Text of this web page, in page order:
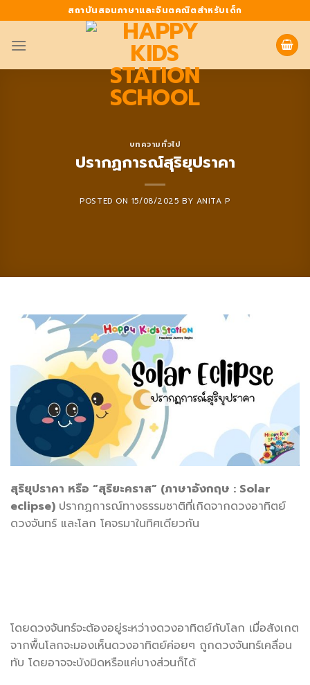
to
content
สถาบันสอนภาษาและจินตคณิตสำหรับเด็ก
บทความทั่วไป
ปรากฏการณ์สุริยุปราคา
POSTED ON 15/08/2025 BY ANITA P
สุริยุปราคา หรือ “สุริยะคราส” (ภาษาอังกฤษ : Solar
eclipse) ปรากฏการณ์ทางธรรมชาติที่เกิดจากดวงอาทิตย์
ดวงจันทร์ และโลก โคจรมาในทิศเดียวกัน
โดยดวงจันทร์จะต้องอยู่ระหว่างดวงอาทิตย์กับโลก เมื่อสังเกต
จากพื้นโลกจะมองเห็นดวงอาทิตย์ค่อยๆ ถูกดวงจันทร์เคลื่อน
ทับ โดยอาจจะบังมิดหรือแค่บางส่วนก็ได้